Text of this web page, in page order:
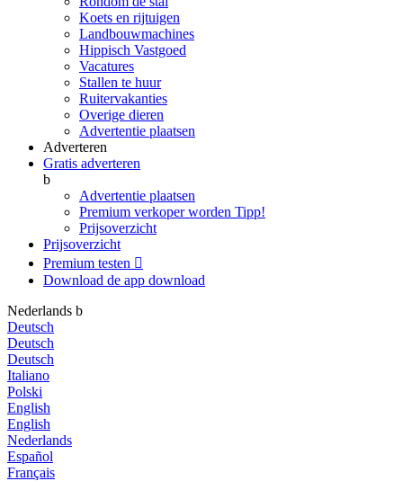
Koets en rijtuigen
Landbouwmachines
Hippisch Vastgoed
Vacatures
Stallen te huur
Ruitervakanties
Overige dieren
Advertentie plaatsen
Adverteren
Gratis adverteren
b
Advertentie plaatsen
Premium verkoper worden Tipp!
Prijsoverzicht
Prijsoverzicht
Premium testen 
Download de app download
Nederlands b
Deutsch
Deutsch
Deutsch
Italiano
Polski
English
English
Nederlands
Español
Français